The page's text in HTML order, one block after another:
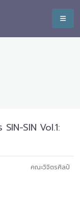
SIN Vol.1:
คณะวิจิตรศิลป์